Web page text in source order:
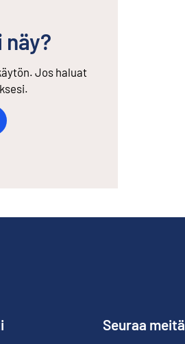
Jos haluat
Seuraa meitä